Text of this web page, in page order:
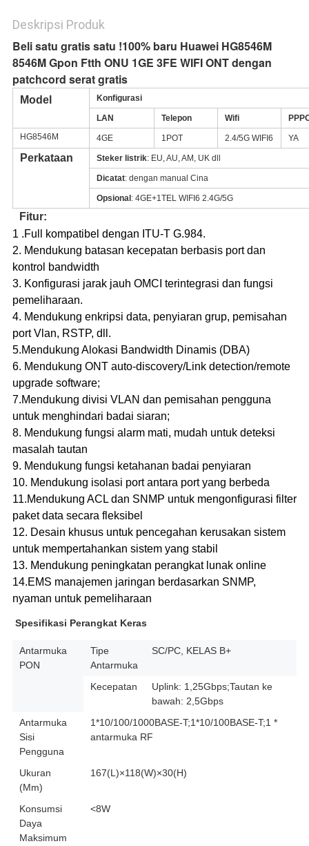
Deskripsi Produk
Beli satu gratis satu !100% baru Huawei HG8546M
8546M Gpon Ftth ONU 1GE 3FE WIFI ONT dengan
patchcord serat gratis
Model Konfigurasi
LAN Telepon Wifi
HG8546M
4GE 1POT 2.4/5G WIFI6 YA
Perkataan Steker listrik: EU, AU, AM, UK dll
Dicatat: dengan manual Cina
Opsional : 4GE+1TEL WIFI6 2.4G/5G
Fitur:
1 .Full kompatibel dengan ITU-T G.984.
2. Mendukung batasan kecepatan berbasis port dan
kontrol bandwidth
3. Konfigurasi jarak jauh OMCI terintegrasi dan fungsi
pemeliharaan.
4. Mendukung enkripsi data, penyiaran grup, pemisahan
port Vlan, RSTP, dll.
5.Mendukung Alokasi Bandwidth Dinamis (DBA)
6. Mendukung ONT auto-discovery/Link detection/remote
upgrade software;
7.Mendukung divisi VLAN dan pemisahan pengguna
untuk menghindari badai siaran;
8. Mendukung fungsi alarm mati, mudah untuk deteksi
masalah tautan
9. Mendukung fungsi ketahanan badai penyiaran
10. Mendukung isolasi port antara port yang berbeda
11.Mendukung ACL dan SNMP untuk mengonfigurasi filter
paket data secara fleksibel
12. Desain khusus untuk pencegahan kerusakan sistem
untuk mempertahankan sistem yang stabil
13. Mendukung peningkatan perangkat lunak online
14.EMS manajemen jaringan berdasarkan SNMP,
nyaman untuk pemeliharaan
Spesifikasi Perangkat Keras
Antarmuka
PON
Tipe
Antarmuka
SC/PC, KELAS B+
Kecepatan
Uplink: 1,25Gbps;Tautan ke
bawah: 2,5Gbps
Antarmuka
Sisi
Pengguna
1*10/100/1000BASE-T;1*10/100BASE-T;1 *
antarmuka RF
Ukuran
(Mm)
167(L)×118(W)×30(H)
Konsumsi
Daya
Maksimum
<8W